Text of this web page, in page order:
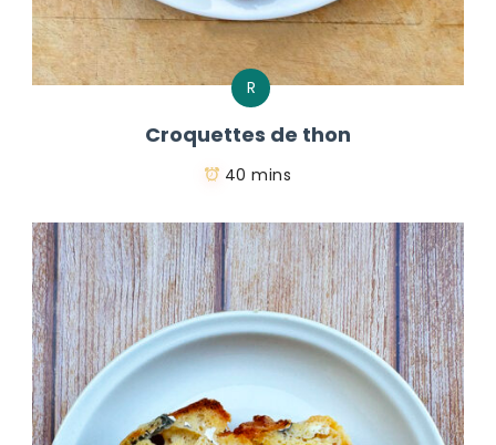
R
Croquettes de thon
40 mins